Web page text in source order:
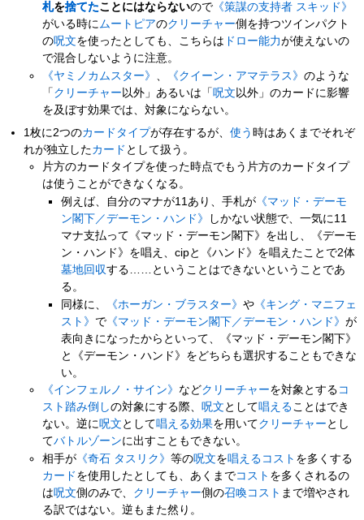
札を捨てたことにはならないので 《策謀の支持者 スキッド》
がいる時にムートピアのクリーチャー側を持つツインパクト
の呪文を使ったとしても、こちらは ドロー能力が使えないの
で混合しないように注意。
《ヤミノカムスター》
《クイーン・アマテラス》のような
「 クリーチャー 以外」あるいは「 呪文 以外」のカードに影響
を及ぼす効果では、対象にならない。
1枚に2つのカードタイプが存在するが、使う時はあくまでそれぞ
れが独立したカード として扱う。
片方のカードタイプを使った時点でもう片方のカードタイプ
は使うことができなくなる。
例えば、自分のマナが11あり、手札が 《マッド・デーモ
ン閣下／デーモン・ハンド》
しかない状態で、一気に11
マナ支払って《マッド・デーモン閣下》を出し、《デーモ
ン・ハンド》を唱え、cipと《ハンド》を唱えたことで2体
墓地回収する……ということはできないということであ
る。
同様に、
《ホーガン・ブラスター》や 《キング・マニフェ
スト》 で 《マッド・デーモン閣下／デーモン・ハンド》が
表向きになったからといって、《マッド・デーモン閣下》
と《デーモン・ハンド》をどちらも選択することもできな
い。
《インフェルノ・サイン》 などクリーチャーを対象とする コ
スト踏み倒しの対象にする際、呪文 として唱えることはでき
ない。逆に呪文 として唱える効果を用いてクリーチャー とし
てバトルゾーンに出すこともできない。
相手が 《奇石 タスリク》等の呪文を唱える コスト を多くする
カード を使用したとしても、あくまでコスト を多くされるの
は呪文側のみで、 クリーチャー側の召喚コスト まで増やされ
る訳ではない。逆もまた然り。